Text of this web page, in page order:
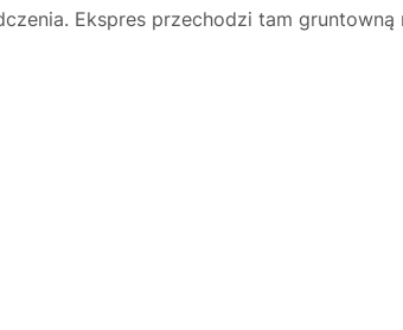
Ekspres przechodzi tam gruntowną